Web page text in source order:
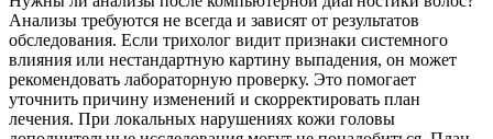
Анализы требуются не всегда и зависят от результатов
обследования. Если трихолог видит признаки системного
влияния или нестандартную картину выпадения, он может
рекомендовать лабораторную проверку. Это помогает
уточнить причину изменений и скорректировать план
лечения. При локальных нарушениях кожи головы